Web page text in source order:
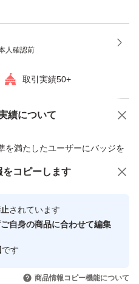
人確認前
取引実績50+
績について
を満たしたユーザーにバッジを
心・安全なユーザーです
引を完了させた実績があります
商品への質問
をコピーします
されています
自身の商品に合わせて編集
です
商品情報コピー機能について
スメ